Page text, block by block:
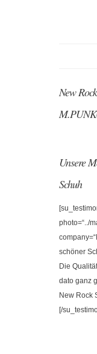
New
Unsere
Schuh
photo=“../
schöner
Die
dato ganz
New Rock
[/